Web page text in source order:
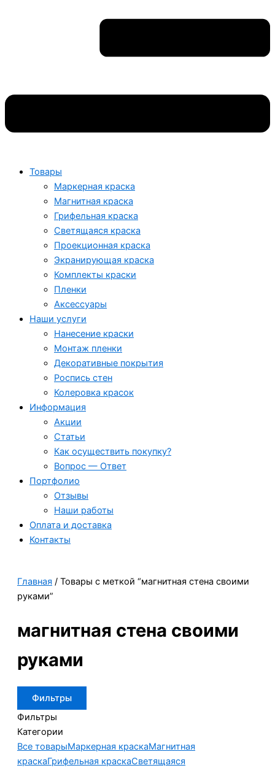
Товары
Маркерная краска
Магнитная краска
Грифельная краска
Светящаяся краска
Проекционная краска
Экранирующая краска
Комплекты краски
Пленки
Аксессуары
Наши услуги
Нанесение краски
Монтаж пленки
Декоративные покрытия
Роспись стен
Колеровка красок
Информация
Акции
Статьи
Как осуществить покупку?
Вопрос — Ответ
Портфолио
Отзывы
Наши работы
Оплата и доставка
Контакты
Главная / Товары с меткой “магнитная стена своими
руками”
магнитная стена своими
руками
Фильтры
Фильтры
Категории
Все товарыМаркерная краскаМагнитная
краскаГрифельная краскаСветящаяся